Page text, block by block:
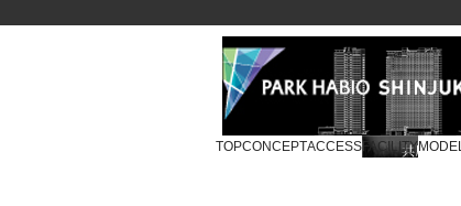
TOPCONCEPTACCESS FACILITY